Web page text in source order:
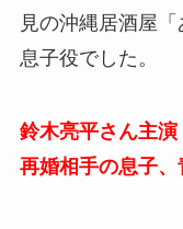
見の沖縄居酒屋
息子役でした。
鈴木亮平さん主
再婚相手の息子、